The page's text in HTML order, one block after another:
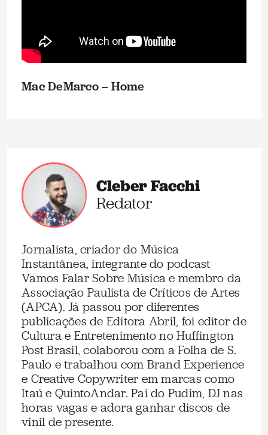
Mac DeMarco – Home
Cleber Facchi
Redator
Jornalista, criador do Música
Instantânea, integrante do podcast
Vamos Falar Sobre Música e membro da
Associação Paulista de Críticos de Artes
(APCA). Já passou por diferentes
publicações de Editora Abril, foi editor de
Cultura e Entretenimento no Huffington
Post Brasil, colaborou com a Folha de S.
Paulo e trabalhou com Brand Experience
e Creative Copywriter em marcas como
Itaú e QuintoAndar. Pai do Pudim, DJ nas
horas vagas e adora ganhar discos de
vinil de presente.